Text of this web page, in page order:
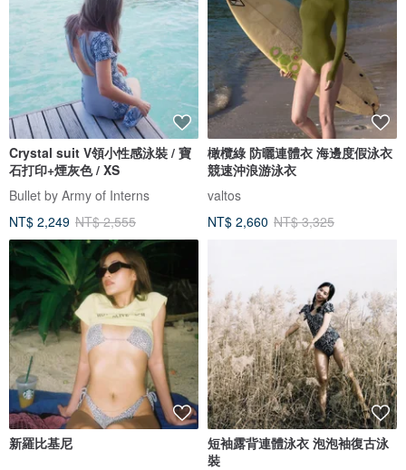
Crystal suit V領小性感泳裝 / 寶
石打印+煙灰色 / XS
Bullet by Army of Interns
NT$ 2,249 NT$ 2,555
橄欖綠 防曬連體衣 海邊度假泳衣
競速沖浪游泳衣
valtos
NT$ 2,660 NT$ 3,325
新羅比基尼
短袖露背連體泳衣 泡泡袖復古泳
裝